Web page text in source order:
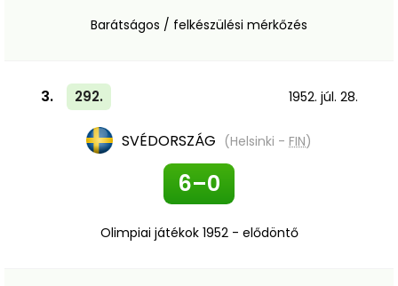
Barátságos / felkészülési mérkőzés
3. 292. 1952. júl. 28.
SVÉDORSZÁG (Helsinki - FIN)
6–0
Olimpiai játékok 1952 - elődöntő